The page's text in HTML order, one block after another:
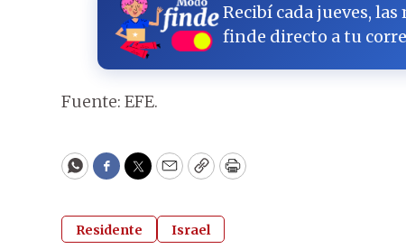
Recibí cada jueves,
finde directo a tu
Fuente: EFE.
WhatsApp
Facebook
Twitter
EmailCopyPrint
Residente Israel